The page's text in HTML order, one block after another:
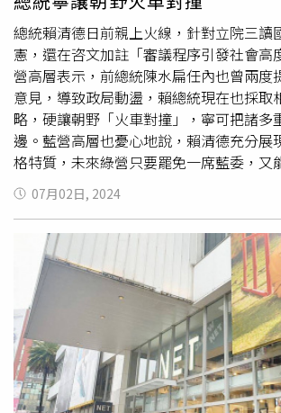
為表忠，還是真的與民進黨有密切關係？
上沒有交易行為，卻搭配大日公司等14間
稅，總計逃漏稅金額80餘萬元。她也強烈
現，林右昌市府還縱容大日公司虛報東岸
額，以避免繳交權利金，造成基隆人損失
基隆人納稅錢一點一滴的被林右昌任內的
成「綠友友發大財」。國民黨基隆市黨部
示，檢方起訴書顯示，大日公司每年定期
公務人員，累計5年總共行賄95萬元，以
東岸商場標案，嚴重損害基隆人的權益。
林右昌市府洩密給大日公司的手法相當低
訊用「手機拍照」的方式，傳給大日公司
市府公務人員視法治於無物，如今罷免
基隆好，事實上維護的不是基隆利益，
益。國民黨今天召開「東岸商場弊案真相
貪腐，卸任還搞惡罷？」記者會，國民黨
出， 107年至110年間林右昌基隆市長的
公務員竟然每年定期收受賄款護航大日公
基隆人真相與公道。她強調，司法照妖鏡
總統賴清德日前親上火線，針對立院三讀
憲，還在咨文加註「審議程序引發社會高
營高層表示，前總統陳水扁任內也曾兩度
意見，導致政局動盪，賴總統現在也採取
略，硬讓朝野「火車對撞」，寧可把諸多
邊。藍營高層也憂心地說，賴清德充分展
格特質，未來綠營只要罷免一席藍委，又
就有可能重返立院第一大黨，民眾黨團屆
作很難說，綠就更可能壓制在野黨，藍營
樂觀不得。該人士進一步研判，民進黨不
民黨基隆市長謝國樑連署「髮夾灣」，刻
基市府在「罷謝」導火線「
基隆東岸商場
實，就是企圖將謝國樑形塑成「罷免藍
藍白立委雖攜手通過國會改革案，卻遭到
制，藍白表示將會搶時間，儘速成立調查
關心的懸案行使調查權。（圖／記者黃耀
對賴總統、監察院、行政院和立法院四路
鑑於民進黨同時透過釋憲、「抗中保台」
07月02日, 2024